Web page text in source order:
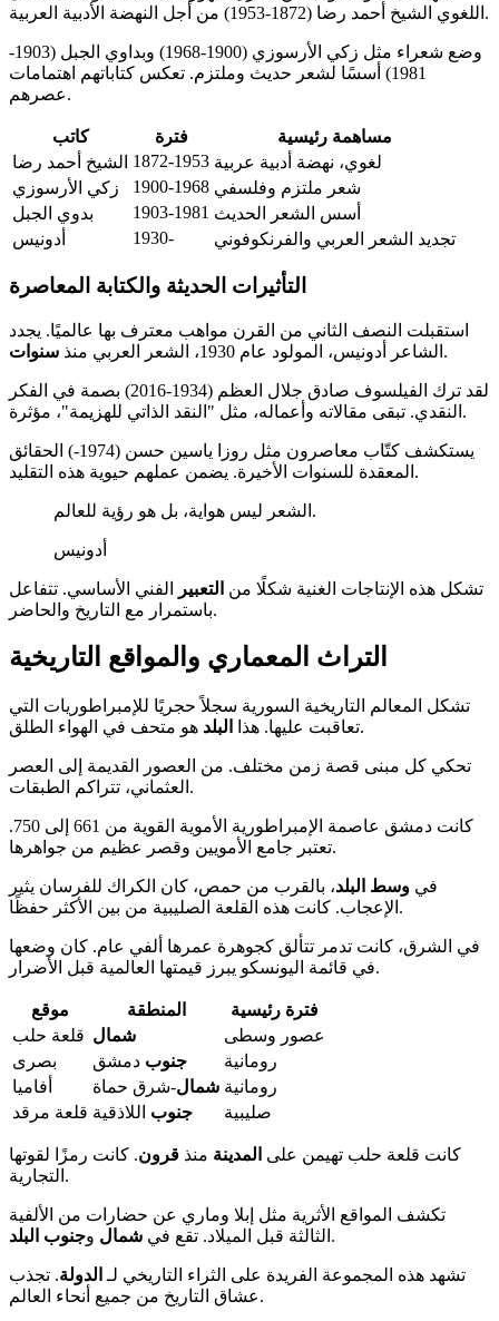
اللغوي الشيخ أحمد رضا (1872-1953) من أجل النهضة الأدبية العربية.
وضع شعراء مثل زكي الأرسوزي (1900-1968) وبداوي الجبل (1903-
1981) أسسًا لشعر حديث وملتزم. تعكس كتاباتهم اهتمامات
عصرهم.
كاتب فترة
مساهمة رئيسية
الشيخ أحمد رضا 1872-1953 لغوي، نهضة أدبية عربية
زكي الأرسوزي
1900-1968 شعر ملتزم وفلسفي
بدوي الجبل
1903-1981 أسس الشعر الحديث
أدونيس
1930- تجديد الشعر العربي والفرنكوفوني
التأثيرات الحديثة والكتابة المعاصرة
استقبلت النصف الثاني من القرن مواهب معترف بها عالميًا. يجدد
الشاعر أدونيس، المولود عام 1930، الشعر العربي منذ
سنوات .
لقد ترك الفيلسوف صادق جلال العظم (1934-2016) بصمة في الفكر
النقدي. تبقى مقالاته وأعماله، مثل "النقد الذاتي للهزيمة"، مؤثرة.
يستكشف كتّاب معاصرون مثل روزا ياسين حسن (1974-) الحقائق
المعقدة للسنوات الأخيرة. يضمن عملهم حيوية هذه التقليد.
الشعر ليس هواية، بل هو رؤية للعالم.
أدونيس
تشكل هذه الإنتاجات الغنية شكلًا من التعبير
الفني الأساسي. تتفاعل
باستمرار مع التاريخ والحاضر.
التراث المعماري والمواقع التاريخية
تشكل المعالم التاريخية السورية سجلاً حجريًا للإمبراطوريات التي
تعاقبت عليها. هذا
البلد هو متحف في الهواء الطلق.
تحكي كل مبنى قصة زمن مختلف. من العصور القديمة إلى العصر
العثماني، تتراكم الطبقات.
كانت دمشق عاصمة الإمبراطورية الأموية القوية من 661 إلى 750.
تعتبر جامع الأمويين وقصر عظيم من جواهرها.
في وسط البلد، بالقرب من حمص، كان الكراك للفرسان يثير
الإعجاب. كانت هذه القلعة الصليبية من بين الأكثر حفظًا.
في الشرق، كانت تدمر تتألق كجوهرة عمرها ألفي عام. كان وضعها
في قائمة اليونسكو يبرز قيمتها العالمية قبل الأضرار.
موقع المنطقة
فترة رئيسية
قلعة حلب شمال
عصور وسطى
بصرى
جنوب دمشق
رومانية
أفاميا
شمال-شرق حماة
رومانية
قلعة مرقد
جنوب اللاذقية صليبية
كانت قلعة حلب تهيمن على المدينة منذ قرون. كانت رمزًا لقوتها
التجارية.
تكشف المواقع الأثرية مثل إبلا وماري عن حضارات من الألفية
الثالثة قبل الميلاد. تقع في شمال وجنوب البلد .
تشهد هذه المجموعة الفريدة على الثراء التاريخي لـ الدولة. تجذب
عشاق التاريخ من جميع أنحاء العالم.